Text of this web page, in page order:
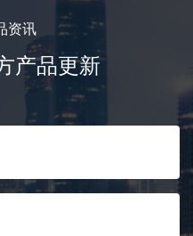
资讯
产品更新